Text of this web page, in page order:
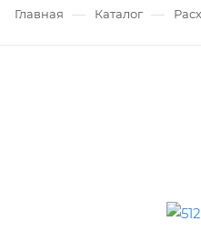
Главная — Каталог —